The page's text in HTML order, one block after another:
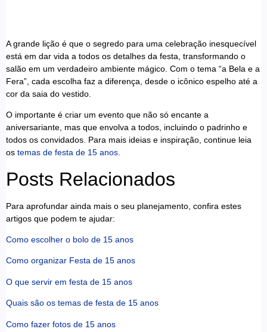
A grande lição é que o segredo para uma celebração inesquecível
está em dar vida a todos os detalhes da festa, transformando o
salão em um verdadeiro ambiente mágico. Com o tema “a Bela e a
Fera”, cada escolha faz a diferença, desde o icônico espelho até a
cor da saia do vestido.
O importante é criar um evento que não só encante a
aniversariante, mas que envolva a todos, incluindo o padrinho e
todos os convidados. Para mais ideias e inspiração, continue leia
os temas de festa de 15 anos.
Posts Relacionados
Para aprofundar ainda mais o seu planejamento, confira estes
artigos que podem te ajudar:
Como escolher o bolo de 15 anos
Como organizar Festa de 15 anos
O que servir em festa de 15 anos
Quais são os temas de festa de 15 anos
Como fazer fotos de 15 anos